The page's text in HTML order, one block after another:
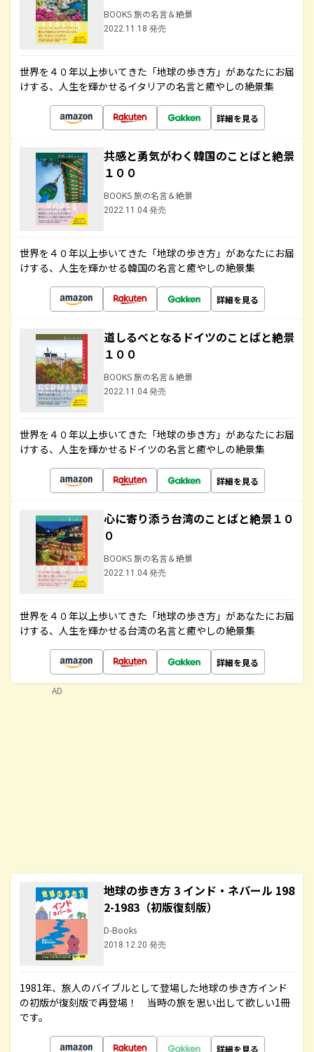
BOOKS 旅の名言＆絶景
2022.11.18 発売
世界を４０年以上歩いてきた「地球の歩き方」があなたにお届
けする、人生を輝かせるイタリアの名言と癒やしの絶景集
詳細を見る
共感と勇気がわく韓国のことばと絶景
１００
BOOKS 旅の名言＆絶景
2022.11.04 発売
世界を４０年以上歩いてきた「地球の歩き方」があなたにお届
けする、人生を輝かせる韓国の名言と癒やしの絶景集
詳細を見る
道しるべとなるドイツのことばと絶景
１００
BOOKS 旅の名言＆絶景
2022.11.04 発売
世界を４０年以上歩いてきた「地球の歩き方」があなたにお届
けする、人生を輝かせるドイツの名言と癒やしの絶景集
詳細を見る
心に寄り添う台湾のことばと絶景１０
０
BOOKS 旅の名言＆絶景
2022.11.04 発売
世界を４０年以上歩いてきた「地球の歩き方」があなたにお届
けする、人生を輝かせる台湾の名言と癒やしの絶景集
詳細を見る
地球の歩き方 3 インド・ネパール 198
2-1983（初版復刻版）
D-Books
2018.12.20 発売
1981年、旅人のバイブルとして登場した地球の歩き方インド
の初版が復刻版で再登場！ 当時の旅を思い出して欲しい1冊
です。
詳細を見る
AD